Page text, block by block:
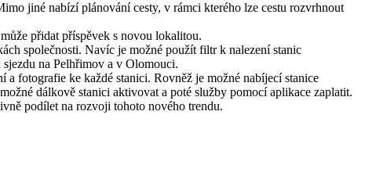
jiné nabízí plánování cesty, v rámci kterého lze cestu rozvrhnout
přidat příspěvek s novou lokalitou.
společnosti. Navíc je možné použít filtr k nalezení stanic
na Pelhřimov a v Olomouci.
a fotografie ke každé stanici. Rovněž je možné nabíjecí stanice
dálkově stanici aktivovat a poté služby pomocí aplikace zaplatit.
podílet na rozvoji tohoto nového trendu.